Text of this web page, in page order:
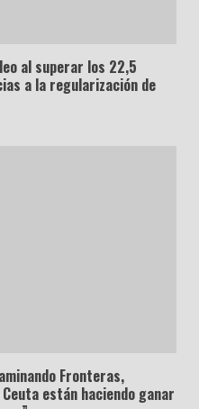
al superar los 22,5
a la regularización de
Fronteras,
están haciendo ganar